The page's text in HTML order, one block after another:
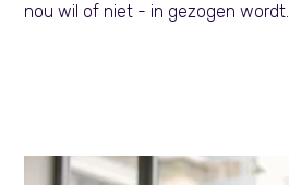
nou wil of niet - in gezogen wordt.